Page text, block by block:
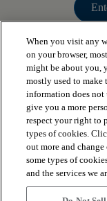
PRODUKTE
NÜTZLICHE
UNSERE
When you visit any
on your browser,
might be about you,
mostly used to make
information does
give you a more
respect your right to
types of cookies.
out more and
some types of
and the services we